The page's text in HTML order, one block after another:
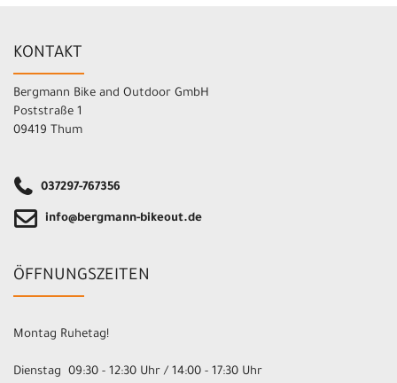
KONTAKT
Bergmann Bike and Outdoor GmbH
Poststraße 1
09419 Thum
037297-767356
info@bergmann-bikeout.de
ÖFFNUNGSZEITEN
Montag Ruhetag!
Dienstag 09:30 - 12:30 Uhr / 14:00 - 17:30 Uhr